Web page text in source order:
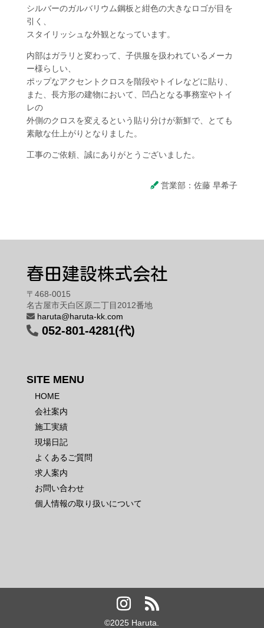
シルバーのガルバリウム鋼板と紺色の大きなロゴが目を
引く、
スタイリッシュな外観となっています。
内部はガラリと変わって、子供服を扱われているメーカ
ー様らしい、
ポップなアクセントクロスを階段やトイレなどに貼り、
また、長方形の建物において、凹凸となる事務室やトイ
レの
外側のクロスを変えるという貼り分けが新鮮で、とても
素敵な仕上がりとなりました。
工事のご依頼、誠にありがとうございました。
営業部：佐藤 早希子
春田建設株式会社
〒468-0015
名古屋市天白区原二丁目2012番地
haruta@haruta-kk.com
052-801-4281(代)
SITE MENU
HOME
会社案内
施工実績
現場日記
よくあるご質問
求人案内
お問い合わせ
個人情報の取り扱いについて
©️2025 Haruta.